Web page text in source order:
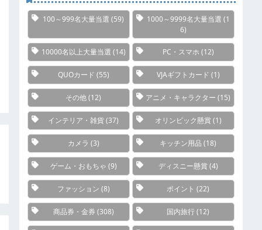
100～999名大量当選 (59) 1000～9999名大量当選 (1
6)
10000名以上大量当選 (14) PC・スマホ (12)
QUOカード (55) VJAギフトカード (1)
その他(12) アニメ・キャラクター (15)
インテリア・雑貨(37) オリンピック懸賞(1)
カメラ (3) キッチン用品 (18)
ゲーム・おもちゃ (9) ディスニー懸賞(4)
ファッション (8) ポイント (22)
商品券・金券 (308) 国内旅行(12)